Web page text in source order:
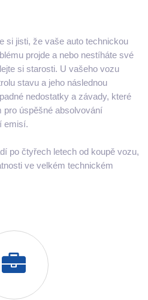
si jisti, že vaše auto technickou
projde a nebo nestíháte své
si starosti. U vašeho vozu
stavu a jeho následnou
nedostatky a závady, které
pro úspěšné absolvování
emisí.
po čtyřech letech od koupě vozu,
ve velkém technickém